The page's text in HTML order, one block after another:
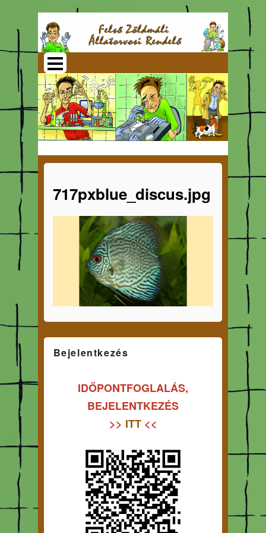
717pxblue_discus.jpg
Bejelentkezés
IDŐPONTFOGLALÁS,
BEJELENTKEZÉS
>> ITT<<